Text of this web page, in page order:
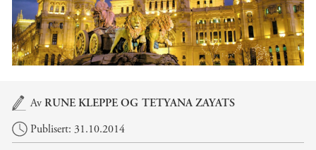
Hovedinnhold
AvRUNE KLEPPE OG TETYANA ZAYATS
Publisert: 31.10.2014